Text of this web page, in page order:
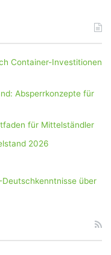
Container-Investitionen
Absperrkonzepte für
für Mittelständler
2026
über